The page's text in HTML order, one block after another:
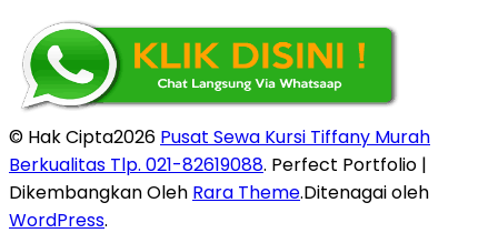
© Hak Cipta2026 Pusat Sewa Kursi Tiffany Murah
Berkualitas Tlp. 021-82619088. Perfect Portfolio |
Dikembangkan Oleh Rara Theme.Ditenagai oleh
WordPress.